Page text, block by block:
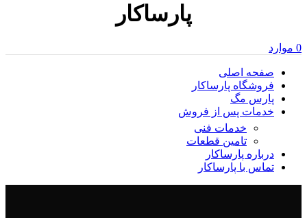
پارساکار
0 موارد
صفحه اصلی
فروشگاه پارساکار
پارس مگ
خدمات پس از فروش
خدمات فنی
تامین قطعات
درباره پارساکار
تماس با پارساکار